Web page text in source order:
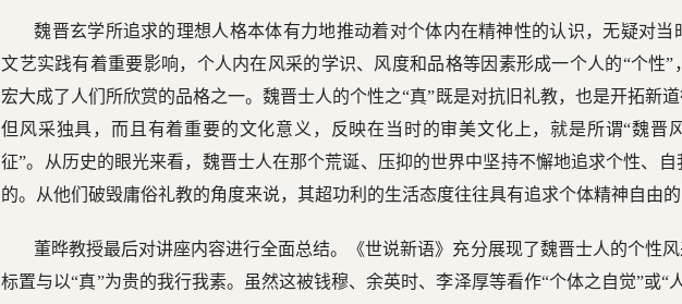
魏晋玄学所追求的理想人格本体有力地推动着对个体内在精神性的认识，无疑对当
文艺实践有着重要影响，个人内在风采的学识、风度和品格等因素形成一个人的“个性”
宏大成了人们所欣赏的品格之一。魏晋士人的个性之“真”既是对抗旧礼教，也是开拓新
但风采独具，而且有着重要的文化意义，反映在当时的审美文化上，就是所谓“魏晋
征”。从历史的眼光来看，魏晋士人在那个荒诞、压抑的世界中坚持不懈地追求个性、
的。从他们破毁庸俗礼教的角度来说，其超功利的生活态度往往具有追求个体精神自由的
董晔教授最后对讲座内容进行全面总结。《世说新语》充分展现了魏晋士人的个性
标置与以“真”为贵的我行我素。虽然这被钱穆、余英时、李泽厚等看作“个体之自觉”或“